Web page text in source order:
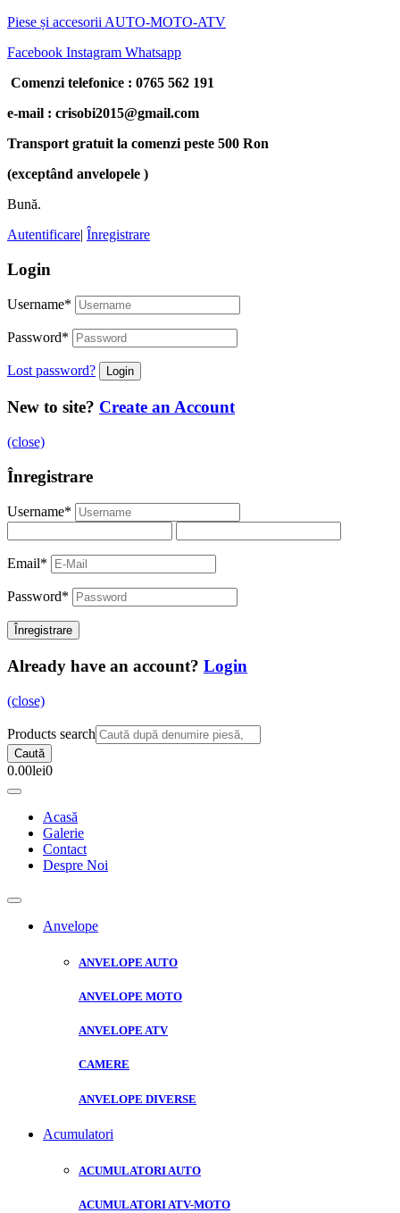
Piese și accesorii AUTO-MOTO-ATV
Facebook Instagram Whatsapp
Comenzi telefonice : 0765 562 191
e-mail : crisobi2015@gmail.com
Transport gratuit la comenzi peste 500 Ron
(exceptând anvelopele )
Bună.
Autentificare| Înregistrare
Login
Username*
Password*
Lost password?
New to site? Create an Account
(close)
Înregistrare
Username*
Email*
Password*
Already have an account? Login
(close)
Products search
Caută
0.00lei0
Acasă
Galerie
Contact
Despre Noi
Anvelope
ANVELOPE AUTO
ANVELOPE MOTO
ANVELOPE ATV
CAMERE
ANVELOPE DIVERSE
Acumulatori
ACUMULATORI AUTO
ACUMULATORI ATV-MOTO